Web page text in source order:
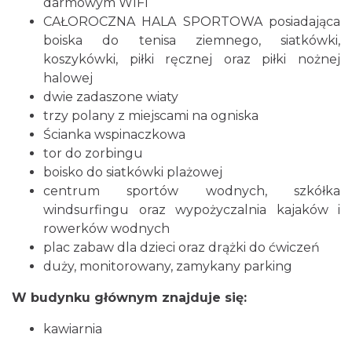
CAŁOROCZNA HALA SPORTOWA posiadająca
boiska do tenisa ziemnego, siatkówki,
koszykówki, piłki ręcznej oraz piłki nożnej
halowej
dwie zadaszone wiaty
trzy polany z miejscami na ogniska
Ścianka wspinaczkowa
tor do zorbingu
boisko do siatkówki plażowej
centrum sportów wodnych, szkółka
windsurfingu oraz wypożyczalnia kajaków i
rowerków wodnych
plac zabaw dla dzieci oraz drążki do ćwiczeń
duży, monitorowany, zamykany parking
W budynku głównym znajduje się:
kawiarnia